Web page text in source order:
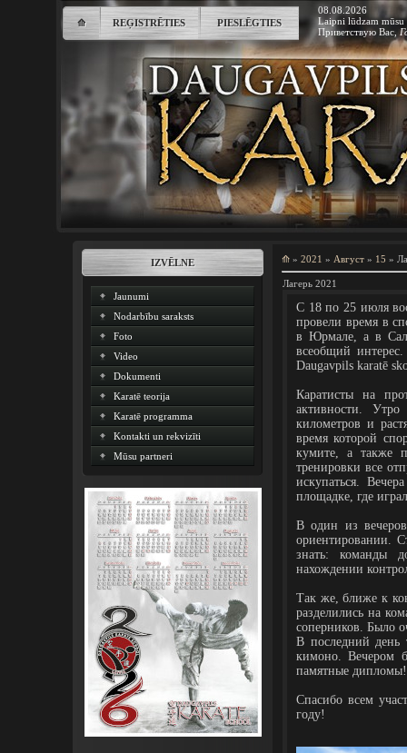
⟰ REĢISTRĒTIES PIESLĒGTIES
08.08.2026
Laipni lūdzam mūsu
Приветствую Вас ,
IZVĒLNE
Jaunumi
Nodarbību saraksts
Foto
Video
Dokumenti
Karatē teorija
Karatē programma
Kontakti un rekvizīti
Mūsu partneri
⟰ » 2021 » Август » 15 »
Лагерь 2021
С 18 по 25 июля
провели время в
в Юрмале, а в
всеобщий
Daugavpils karatē
Каратисты на
активности.
километров и
время которой
кумите, а также
тренировки все
искупаться.
площадке, где
В один из
ориентировании.
знать: команды
нахождении
Так же, ближе к
разделились на
соперников. Было
В последний день
кимоно. Вечером
памятные дипломы!
Спасибо всем
году!